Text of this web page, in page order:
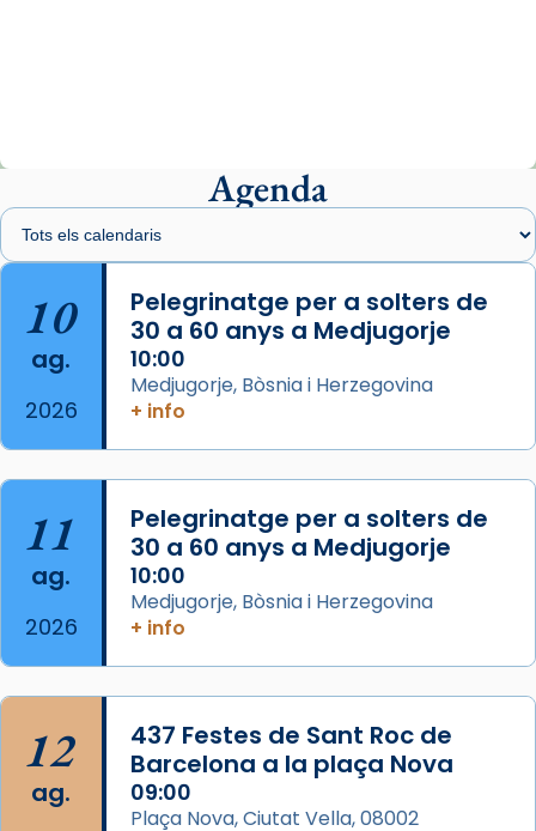
presidit aquest 27 de juliol la missa de Les
Santes de Mataró.
🔗
📸 J. Merino
Photo
View on Facebook ·
de Barcelona.
Aquest dilluns, 27 de juliol, ha tingut lloc la
missa d’acció de gràcies en agraïment al
comitè organitzador de la visita apostòlica
del Sant Pare Lleó XIV a Barcelona, i als
col·laboradors, a la Catedral de Barcelona.
L’arquebisbe de Barcelona, el cardenal Joan
Josep Omella, ha presidit la missa i l’ha
concelebrat el bisbe auxiliar de Barcelona,
Mons. David Abadías.
📸 Dr. G. Simón
Agenda
10
ag.
2026
Pelegrinatge per a solters de
30 a 60 anys a Medjugorje
10:00
Medjugorje, Bòsnia i Herzegovina
+ info
11
ag.
2026
Pelegrinatge per a solters de
30 a 60 anys a Medjugorje
10:00
Medjugorje, Bòsnia i Herzegovina
+ info
12
ag.
437 Festes de Sant Roc de
Barcelona a la plaça Nova
09:00
Plaça Nova, Ciutat Vella, 08002